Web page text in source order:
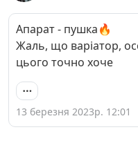
Апарат - пушка🔥
Жаль, що варіатор,
цього точно хоче
13 березня 2023р. 12:01